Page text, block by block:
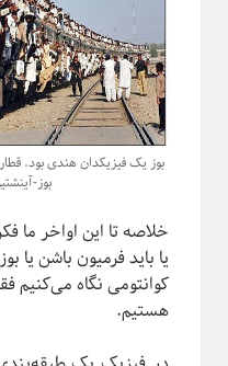
دوره «مقدمه‌ای بر بازبهنجارش»
بوز یک فیزیکدان هندی بود.
بوز-
خلاصه تا این اواخر ما
یا باید فرمیون باشن
کوانتومی نگاه می‌کنیم
هستیم.